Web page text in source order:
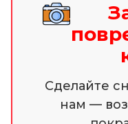
Сделайте
нам —